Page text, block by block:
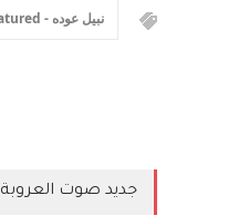
نبيل عوده - featured
جديد صوت العروبة